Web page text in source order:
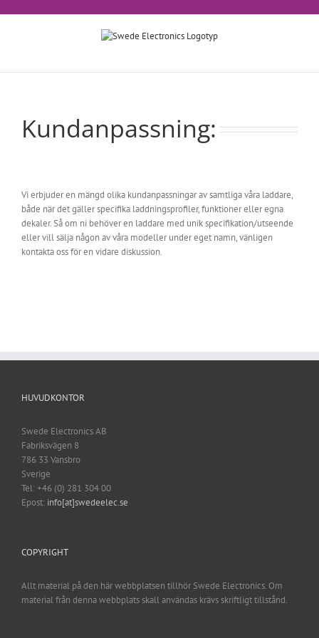
Kundanpassning:
Vi erbjuder en mängd olika kundanpassningar av samtliga våra laddare,
både när det gäller specifika laddningsprofiler, funktioner eller egna
dekaler. Så om ni behöver en laddare med unik specifikation/utseende
eller vill sälja någon av våra modeller under eget namn, vänligen
kontakta oss för en vidare diskussion.
HUVUDKONTOR
Swede Electronics AB
Fabriksvägen 8
786 33 Vansbro
Sverige
Tel: +46 (0) 281 304 00
Epost: info[at]swedeelec.se
COPYRIGHT
Allt material på den här webbplatsen tillhör Swede Electronics. Om
material från denna webbplats skall användas krävs skriftligt tillstånd.